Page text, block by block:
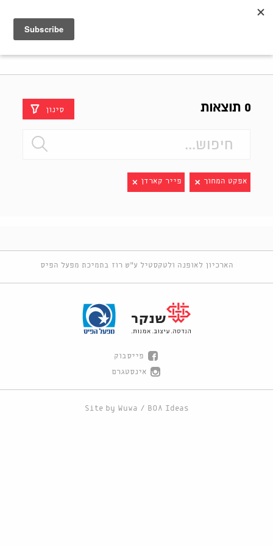
0 תוצאות סינון
אפקט המחוך פייר קארדן
הארכיון לאופנה ולטקסטיל ע"ש רוז בתמיכת מפעל הפיס
פייסבוק
אינסטגרם
Site by Wuwa / BOA Ideas